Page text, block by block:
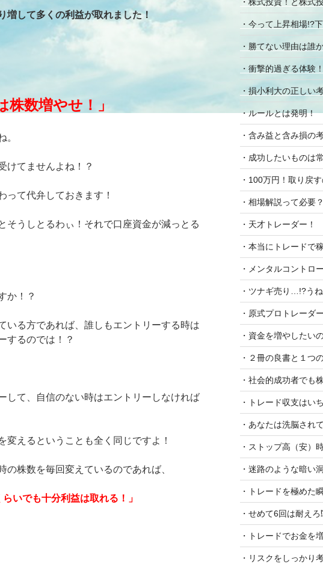
増して多くの利益が取れました！
株数増やせ！」
。
けてませんよね！？
って代弁しておきます！
そうしとるわぃ！それで口座資金が減っとる
か！？
いる方であれば、誰しもエントリーする時は
するのでは！？
して、自信のない時はエントリーしなければ
変えるということも全く同じですよ！
の株数を毎回変えているのであれば、
いでも十分利益は取れる！」
・株式投資！と株式
・今って上昇相場!?
・勝てない理由は誰
・衝撃的過ぎる体験！
・損小利大の正しい
・ルールとは発明！
・含み益と含み損の
・成功したいものは
・100万円！取り戻
・相場解説って必要？
・天才トレーダー！
・本当にトレードで
・メンタルコントロ
・ツナギ売り…!?う
・原式プロトレーダ
・資金を増やしたい
・２冊の良書と１つ
・社会的成功者でも
・トレード収支はい
・あなたは洗脳され
・ストップ高（安）
・迷路のような暗い
・トレードを極めた
・せめて6回は耐えろ
・トレードでお金を
・リスクをしっかり